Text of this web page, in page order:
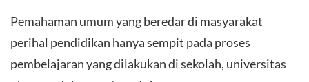
Pemahaman umum yang beredar di masyarakat
perihal pendidikan hanya sempit pada proses
pembelajaran yang dilakukan di sekolah, universitas